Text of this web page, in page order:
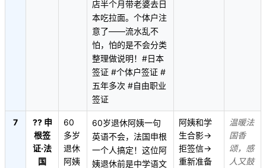
店半个月带老婆去日
本吃拉面。个体户注
意了——流水乱不
怕，怕的是不会分类
整理做说明！#日本
签证 #个体户签证 #
五年多次 #自由职业
签证
7
?? 申
根签
证·法
国
60
多岁
退休
阿姨
60岁退休阿姨一句
英语不会，法国申根
一个人搞定！这位阿
姨退休前是中学语文
阿姨和学
生合影→
拒签信→
重新准备
温暖法
国香
颂，感
人又鼓